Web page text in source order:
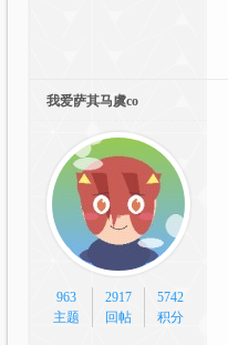
我爱萨其马虞co
963
主题
2917
回帖
5742
积分